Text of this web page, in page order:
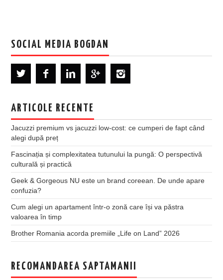
SOCIAL MEDIA BOGDAN
ARTICOLE RECENTE
Jacuzzi premium vs jacuzzi low-cost: ce cumperi de fapt când
alegi după preț
Fascinația și complexitatea tutunului la pungă: O perspectivă
culturală și practică
Geek & Gorgeous NU este un brand coreean. De unde apare
confuzia?
Cum alegi un apartament într-o zonă care își va păstra
valoarea în timp
Brother Romania acorda premiile „Life on Land” 2026
RECOMANDAREA SAPTAMANII